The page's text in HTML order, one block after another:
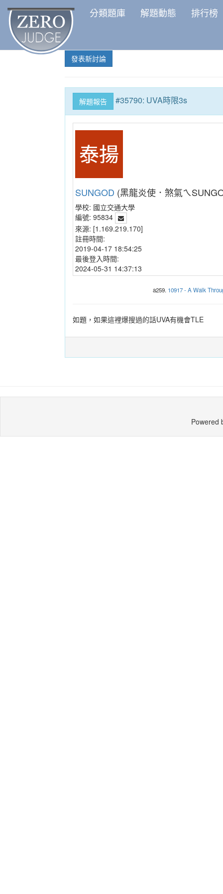
分類題庫 解題動態 排行榜
發表新討論
解題報告 #35790: UVA時限3s
SUNGOD (黑龍炎使．煞氣ㄟ
學校: 國立交通大學
編號: 95834
來源: [1.169.219.170]
註冊時間:
2019-04-17 18:54:25
最後登入時間:
2024-05-31 14:37:13
a259. 10917 - A Walk
如題，如果這裡爆搜過的話UVA有機會TLE
Powered